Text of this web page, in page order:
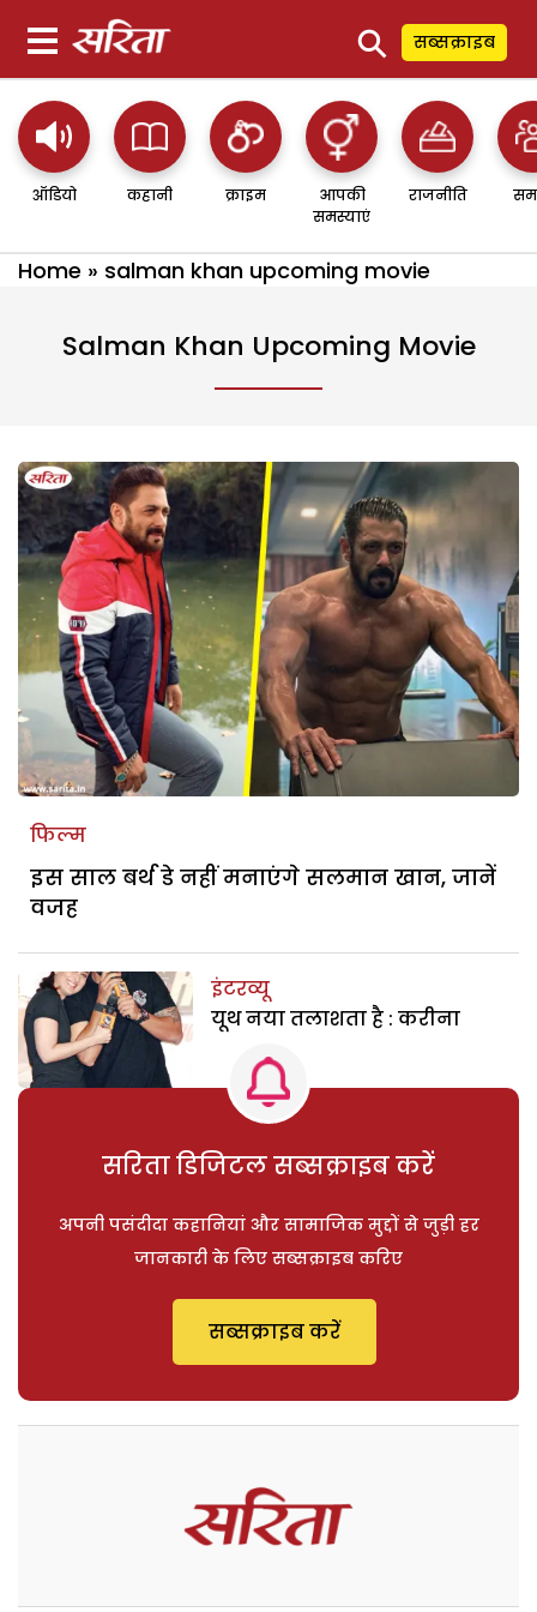
⚲ सब्सक्राइब
ऑडियो कहानी क्राइम
आपकी
समस्याएं
राजनीति
Home » salman khan upcoming movie
Salman Khan Upcoming Movie
फिल्म
इस साल बर्थ डे नहीं मनाएंगे सलमान खान, जानें
वजह
इंटरव्यू
यूथ नया तलाशता है : करीना
सरिता डिजिटल सब्सक्राइब करें
अपनी पसंदीदा कहानियां और सामाजिक मुद्दों से जुड़ी हर
जानकारी के लिए सब्सक्राइब करिए
सब्सक्राइब करें